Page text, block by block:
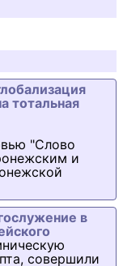
тотальная
"Слово
и
в
совершили